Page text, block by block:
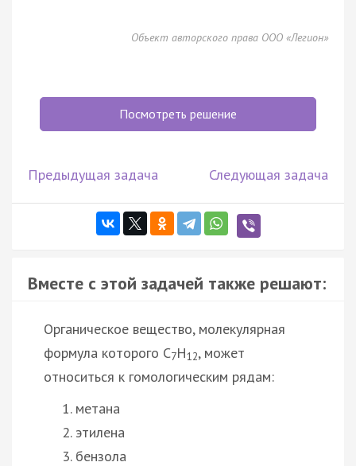
Объект авторского права ООО «Легион»
Посмотреть решение
Предыдущая задача Следующая задача
Вместе с этой задачей также решают:
Органическое вещество, молекулярная
формула которого С7Н12, может
относиться к гомологическим рядам:
метана
этилена
бензола